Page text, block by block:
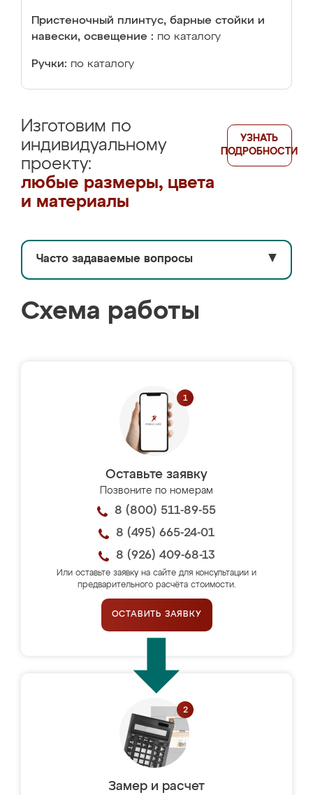
Пристеночный плинтус, барные стойки и
навески, освещение : по каталогу
Ручки: по каталогу
Изготовим по
индивидуальному
проекту:
любые размеры, цвета
и материалы
УЗНАТЬ
ПОДРОБНОСТИ
Часто задаваемые вопросы ▼
Схема работы
Оставьте заявку
Позвоните по номерам
8 (800) 511-89-55
8 (495) 665-24-01
8 (926) 409-68-13
Или оставьте заявку на сайте для консультации и
предварительного расчёта стоимости.
ОСТАВИТЬ ЗАЯВКУ
Замер и расчет